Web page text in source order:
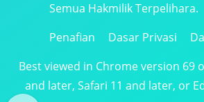
Semua Hakmilik Terpelihara.
Penafian
Dasar Privasi
Best viewed in Chrome version 69
and later, Safari 11 and later, or